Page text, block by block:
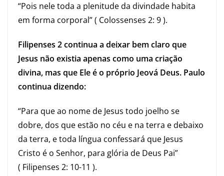
“Pois nele toda a plenitude da divindade habita
em forma corporal” ( Colossenses 2: 9 ).
Filipenses 2 continua a deixar bem claro que
Jesus não existia apenas como uma criação
divina, mas que Ele é o próprio Jeová Deus. Paulo
continua dizendo:
“Para que ao nome de Jesus todo joelho se
dobre, dos que estão no céu e na terra e debaixo
da terra, e toda língua confessará que Jesus
Cristo é o Senhor, para glória de Deus Pai”
( Filipenses 2: 10-11 ).